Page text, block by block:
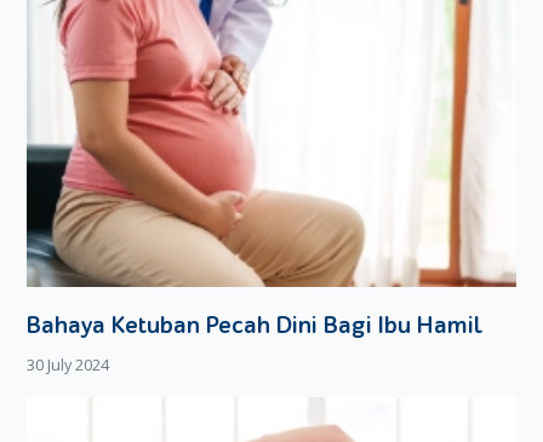
Bahaya Ketuban Pecah Dini Bagi Ibu Hamil
30 July 2024